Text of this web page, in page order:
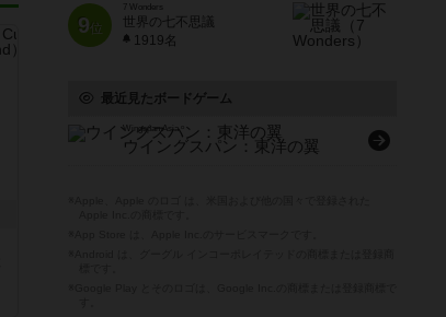
9位
7 Wonders
世界の七不思議
1919名
最近見たボードゲーム
Wingspan Asia
ウイングスパン：東洋の翼